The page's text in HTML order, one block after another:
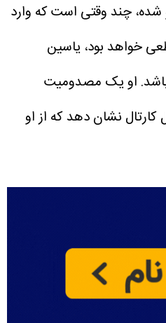
شده، چند وقتی است که وارد
خواهد بود، یاسین
باشد. او یک مصدومیت
نشان دهد که از او